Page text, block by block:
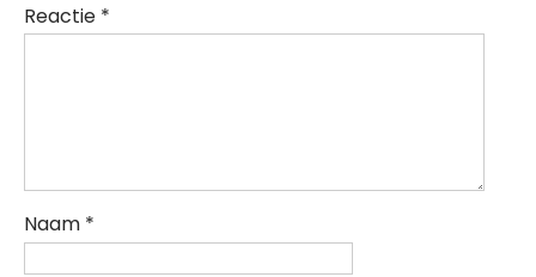
Reactie *
Naam *